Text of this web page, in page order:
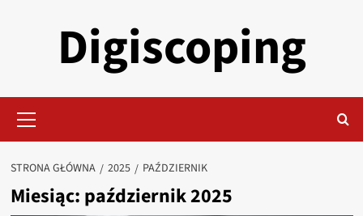
Digiscoping
główne
STRONA GŁÓWNA 2025 PAŹDZIERNIK
Miesiąc: październik 2025